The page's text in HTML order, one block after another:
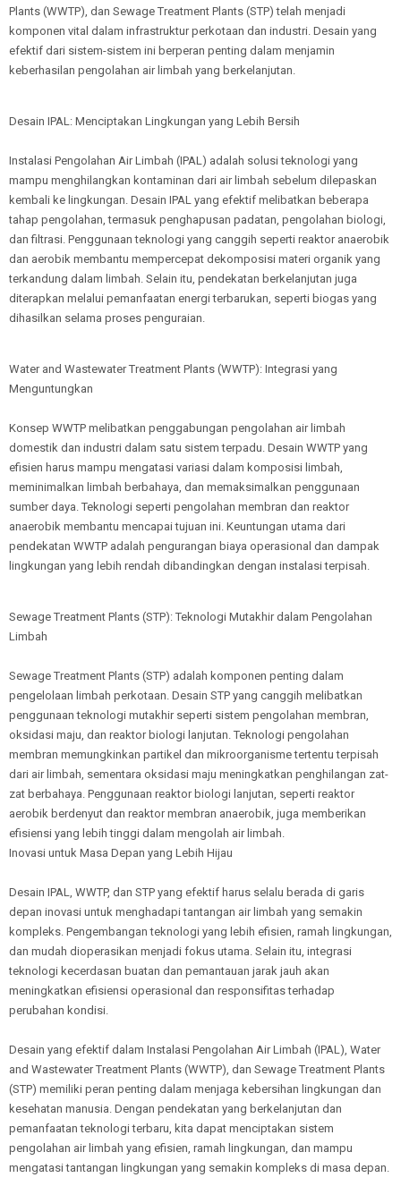
Plants (WWTP), dan Sewage Treatment Plants (STP) telah menjadi
komponen vital dalam infrastruktur perkotaan dan industri. Desain yang
efektif dari sistem-sistem ini berperan penting dalam menjamin
keberhasilan pengolahan air limbah yang berkelanjutan.
Desain IPAL: Menciptakan Lingkungan yang Lebih Bersih
Instalasi Pengolahan Air Limbah (IPAL) adalah solusi teknologi yang
mampu menghilangkan kontaminan dari air limbah sebelum dilepaskan
kembali ke lingkungan. Desain IPAL yang efektif melibatkan beberapa
tahap pengolahan, termasuk penghapusan padatan, pengolahan biologi,
dan filtrasi. Penggunaan teknologi yang canggih seperti reaktor anaerobik
dan aerobik membantu mempercepat dekomposisi materi organik yang
terkandung dalam limbah. Selain itu, pendekatan berkelanjutan juga
diterapkan melalui pemanfaatan energi terbarukan, seperti biogas yang
dihasilkan selama proses penguraian.
Water and Wastewater Treatment Plants (WWTP): Integrasi yang
Menguntungkan
Konsep WWTP melibatkan penggabungan pengolahan air limbah
domestik dan industri dalam satu sistem terpadu. Desain WWTP yang
efisien harus mampu mengatasi variasi dalam komposisi limbah,
meminimalkan limbah berbahaya, dan memaksimalkan penggunaan
sumber daya. Teknologi seperti pengolahan membran dan reaktor
anaerobik membantu mencapai tujuan ini. Keuntungan utama dari
pendekatan WWTP adalah pengurangan biaya operasional dan dampak
lingkungan yang lebih rendah dibandingkan dengan instalasi terpisah.
Sewage Treatment Plants (STP): Teknologi Mutakhir dalam Pengolahan
Limbah
Sewage Treatment Plants (STP) adalah komponen penting dalam
pengelolaan limbah perkotaan. Desain STP yang canggih melibatkan
penggunaan teknologi mutakhir seperti sistem pengolahan membran,
oksidasi maju, dan reaktor biologi lanjutan. Teknologi pengolahan
membran memungkinkan partikel dan mikroorganisme tertentu terpisah
dari air limbah, sementara oksidasi maju meningkatkan penghilangan zat-
zat berbahaya. Penggunaan reaktor biologi lanjutan, seperti reaktor
aerobik berdenyut dan reaktor membran anaerobik, juga memberikan
efisiensi yang lebih tinggi dalam mengolah air limbah.
Inovasi untuk Masa Depan yang Lebih Hijau
Desain IPAL, WWTP, dan STP yang efektif harus selalu berada di garis
depan inovasi untuk menghadapi tantangan air limbah yang semakin
kompleks. Pengembangan teknologi yang lebih efisien, ramah lingkungan,
dan mudah dioperasikan menjadi fokus utama. Selain itu, integrasi
teknologi kecerdasan buatan dan pemantauan jarak jauh akan
meningkatkan efisiensi operasional dan responsifitas terhadap
perubahan kondisi.
Desain yang efektif dalam Instalasi Pengolahan Air Limbah (IPAL), Water
and Wastewater Treatment Plants (WWTP), dan Sewage Treatment Plants
(STP) memiliki peran penting dalam menjaga kebersihan lingkungan dan
kesehatan manusia. Dengan pendekatan yang berkelanjutan dan
pemanfaatan teknologi terbaru, kita dapat menciptakan sistem
pengolahan air limbah yang efisien, ramah lingkungan, dan mampu
mengatasi tantangan lingkungan yang semakin kompleks di masa depan.